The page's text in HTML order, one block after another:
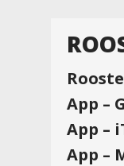
App –
App –
App –